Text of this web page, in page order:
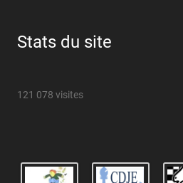
Stats du site
121 078 visites